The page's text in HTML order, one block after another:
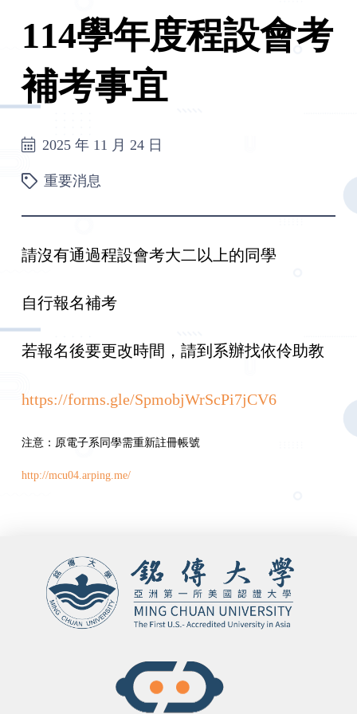
114學年度程設會考
補考事宜
2025 年 11 月 24 日
重要消息
請沒有通過程設會考大二以上的同學
自行報名補考
若報名後要更改時間，請到系辦找依伶助教
https://forms.gle/SpmobjWrScPi7jCV6
注意：原電子系同學需重新註冊帳號
http://mcu04.arping.me/